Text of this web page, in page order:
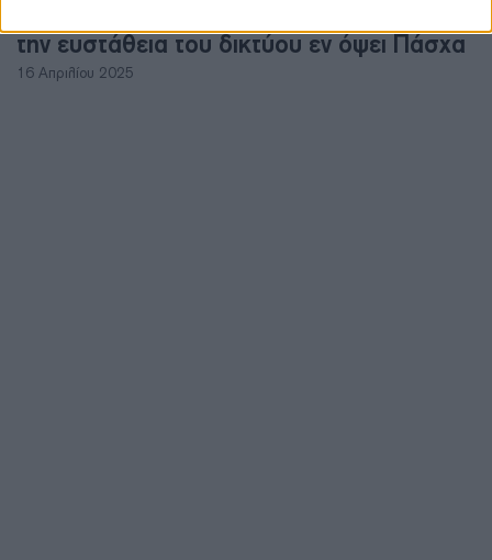
την ευστάθεια του δικτύου εν όψει Πάσχα
16 Απριλίου 2025